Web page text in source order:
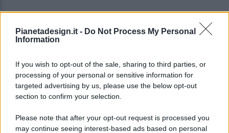
Pianetadesign.it - Do Not Process My Personal
Information
If you wish to opt-out of the sale, sharing to third parties, or
processing of your personal or sensitive information for
targeted advertising by us, please use the below opt-out
section to confirm your selection.
Please note that after your opt-out request is processed you
may continue seeing interest-based ads based on personal
© 2026 - Pianeta Design - P.IVA 04827280654 - Testata
Registrata Al Tribunale Di Nocera Inferiore N. 8/2020 - RG N.
ISCRIZIONE AL ROC N. 35792 – ISCRITTA ALL’ANSO